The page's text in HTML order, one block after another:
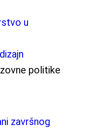
u
politike
završnog